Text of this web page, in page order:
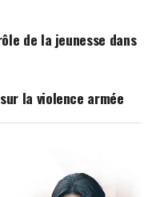
de la jeunesse dans
la violence armée